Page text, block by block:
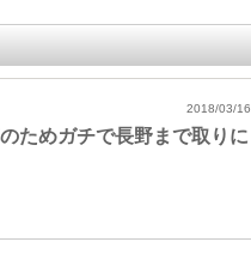
ためガチで長野まで取りに
2018/03/16